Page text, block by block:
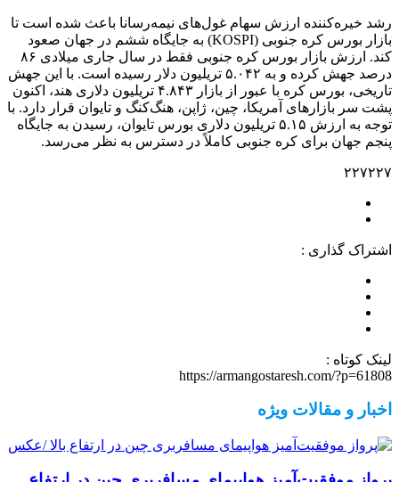
رشد خیره‌کننده ارزش سهام غول‌های نیمه‌رسانا باعث شده است تا
بازار بورس کره جنوبی (KOSPI) به جایگاه ششم در جهان صعود
کند. ارزش بازار بورس کره جنوبی فقط در سال جاری میلادی ۸۶
درصد جهش کرده و به ۵.۰۴۲ تریلیون دلار رسیده است. با این جهش
تاریخی، بورس کره با عبور از بازار ۴.۸۴۳ تریلیون دلاری هند، اکنون
پشت سر بازارهای آمریکا، چین، ژاپن، هنگ‌کنگ و تایوان قرار دارد. با
توجه به ارزش ۵.۱۵ تریلیون دلاری بورس تایوان، رسیدن به جایگاه
پنجم جهان برای کره جنوبی کاملاً در دسترس به نظر می‌رسد.
۲۲۷۲۲۷
اشتراک گذاری :
لینک کوتاه :
https://armangostaresh.com/?p=61808
اخبار و مقالات ویژه